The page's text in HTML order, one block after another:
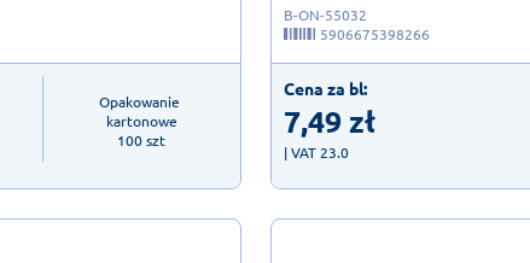
Opakowanie
kartonowe
100 szt
B-ON-55032
5906675398266
Cena za bl:
7,49zł
| VAT 23.0